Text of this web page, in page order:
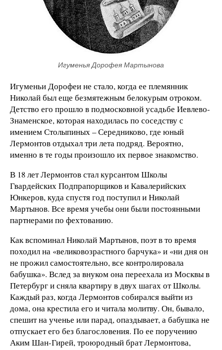
Игуменья Дорофея Мартынова
Игуменьи Дорофеи не стало, когда ее племянник
Николай был еще безмятежным белокурым отроком.
Детство его прошло в подмосковной усадьбе Иевлево-
Знаменское, которая находилась по соседству с
имением Столыпиных – Середниково, где юный
Лермонтов отдыхал три лета подряд. Вероятно,
именно в те годы произошло их первое знакомство.
В 18 лет Лермонтов стал курсантом Школы
Гвардейских Подпрапорщиков и Кавалерийских
Юнкеров, куда спустя год поступил и Николай
Мартынов. Все время учебы они были постоянными
партнерами по фехтованию.
Как вспоминал Николай Мартынов, поэт в то время
походил на «великовозрастного барчука» и «ни дня он
не прожил самостоятельно, все контролировала
бабушка». Вслед за внуком она переехала из Москвы в
Петербург и сняла квартиру в двух шагах от Школы.
Каждый раз, когда Лермонтов собирался выйти из
дома, она крестила его и читала молитву. Он, бывало,
спешит на ученье или парад, опаздывает, а бабушка не
отпускает его без благословения. По ее поручению
Аким Шан-Гирей, троюродный брат Лермонтова,